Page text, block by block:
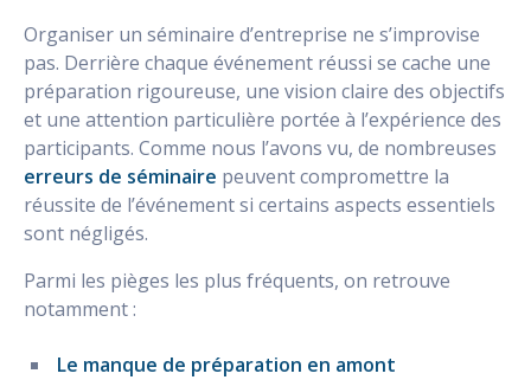
Organiser un séminaire d’entreprise ne s’improvise
pas. Derrière chaque événement réussi se cache une
préparation rigoureuse, une vision claire des objectifs
et une attention particulière portée à l’expérience des
participants. Comme nous l’avons vu, de nombreuses
erreurs de séminaire peuvent compromettre la
réussite de l’événement si certains aspects essentiels
sont négligés.
Parmi les pièges les plus fréquents, on retrouve
notamment :
Le manque de préparation en amont